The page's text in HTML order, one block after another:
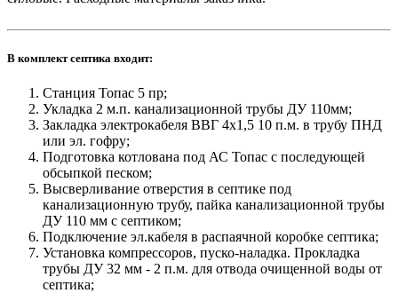
В комплект септика входит:
Станция Топас 5 пр;
Укладка 2 м.п. канализационной трубы ДУ 110мм;
Закладка электрокабеля ВВГ 4х1,5 10 п.м. в трубу ПНД
или эл. гофру;
Подготовка котлована под АС Топас с последующей
обсыпкой песком;
Высверливание отверстия в септике под
канализационную трубу, пайка канализационной трубы
ДУ 110 мм с септиком;
Подключение эл.кабеля в распаячной коробке септика;
Установка компрессоров, пуско-наладка. Прокладка
трубы ДУ 32 мм - 2 п.м. для отвода очищенной воды от
септика;